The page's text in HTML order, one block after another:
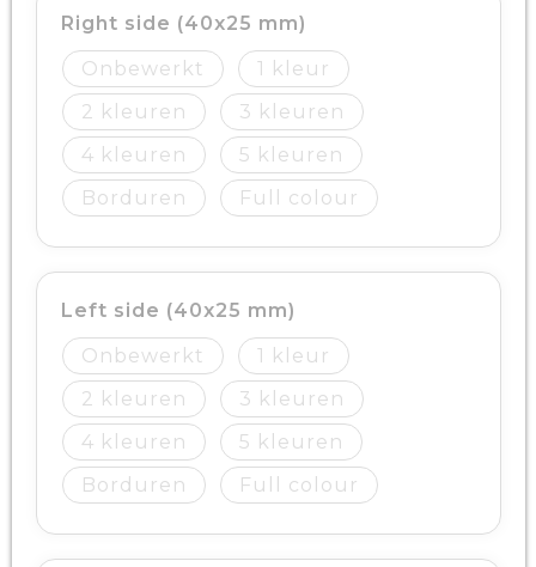
Right side (40x25 mm)
Onbewerkt
1
2
3
4
5
Borduren
Full colour
Left side (40x25 mm)
Onbewerkt
1
2
3
4
5
Borduren
Full colour